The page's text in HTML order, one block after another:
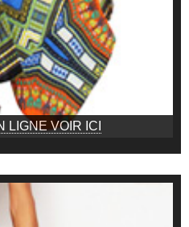
LIGNE VOIR ICI